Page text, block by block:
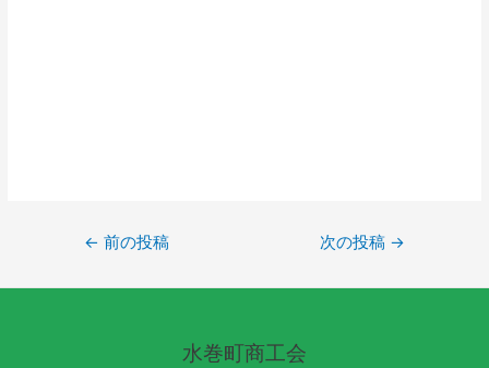
← 前の投稿 次の投稿 →
水巻町商工会